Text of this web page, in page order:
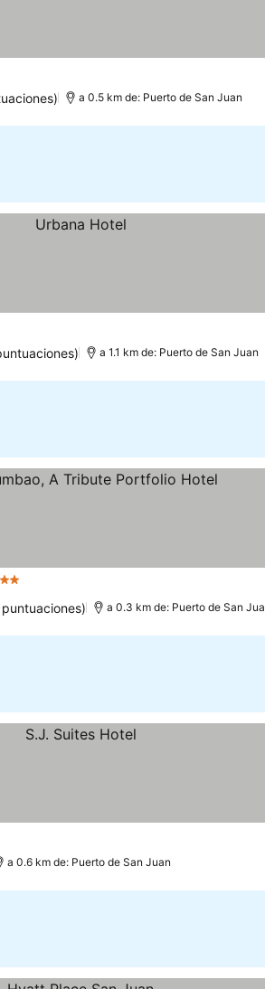
a 0.5 km de: Puerto de San Juan
a 1.1 km de: Puerto de San Juan
a 0.3 km de: Puerto de San
a 0.6 km de: Puerto de San Juan